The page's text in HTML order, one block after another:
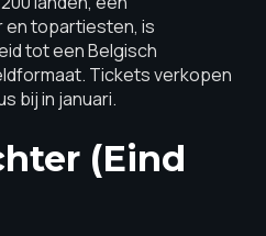
topartiesten, is
tot een Belgisch
Tickets verkopen
bij in januari.
(eind